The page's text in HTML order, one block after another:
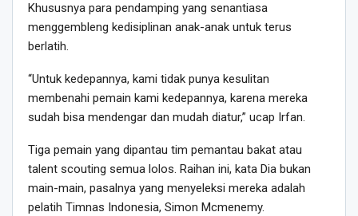
Khususnya para pendamping yang senantiasa
menggembleng kedisiplinan anak-anak untuk terus
berlatih.
“Untuk kedepannya, kami tidak punya kesulitan
membenahi pemain kami kedepannya, karena mereka
sudah bisa mendengar dan mudah diatur,” ucap Irfan.
Tiga pemain yang dipantau tim pemantau bakat atau
talent scouting semua lolos. Raihan ini, kata Dia bukan
main-main, pasalnya yang menyeleksi mereka adalah
pelatih Timnas Indonesia, Simon Mcmenemy.